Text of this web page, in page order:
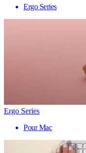
Ergo Series
Ergo Series
Pour Mac